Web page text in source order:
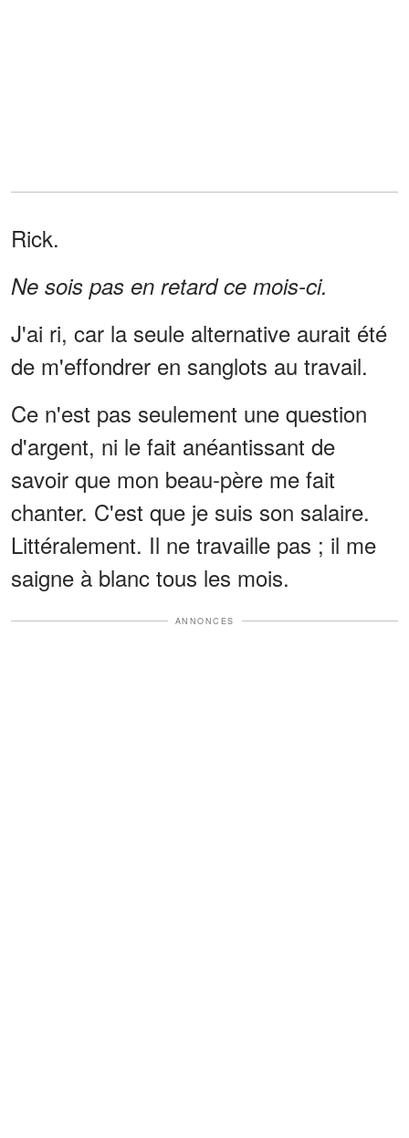
Rick.
Ne sois pas en retard ce mois-ci.
J'ai ri, car la seule alternative aurait été
de m'effondrer en sanglots au travail.
Ce n'est pas seulement une question
d'argent, ni le fait anéantissant de
savoir que mon beau-père me fait
chanter. C'est que je suis son salaire.
Littéralement. Il ne travaille pas ; il me
saigne à blanc tous les mois.
ANNONCES